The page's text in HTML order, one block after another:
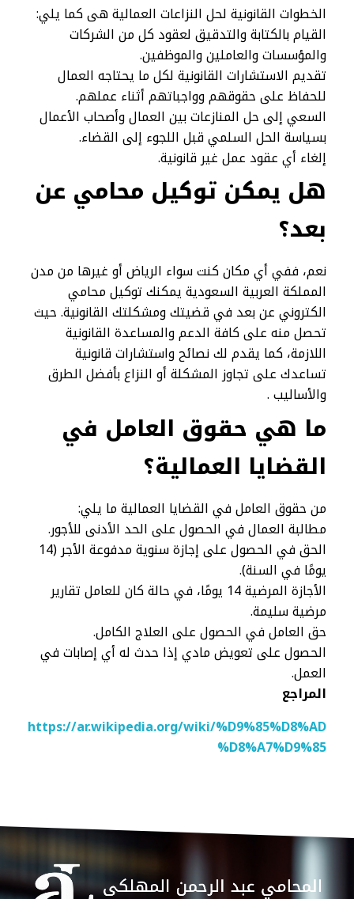
الخطوات القانونية لحل النزاعات العمالية هى كما يلي:
القيام بالكتابة والتدقيق لعقود كل من الشركات
والمؤسسات والعاملين والموظفين.
تقديم الاستشارات القانونية لكل ما يحتاجه العمال
للحفاظ على حقوقهم وواجباتهم أثناء عملهم.
السعي إلى حل المنازعات بين العمال وأصحاب الأعمال
بسياسة الحل السلمي قبل اللجوء إلى القضاء.
إلغاء أي عقود عمل غير قانونية.
هل يمكن توكيل محامي عن
بعد؟
نعم، ففي أي مكان كنت سواء الرياض أو غيرها من مدن
المملكة العربية السعودية يمكنك توكيل محامي
الكتروني عن بعد في قضيتك ومشكلتك القانونية. حيث
تحصل منه على كافة الدعم والمساعدة القانونية
اللازمة، كما يقدم لك نصائح واستشارات قانونية
تساعدك على تجاوز المشكلة أو النزاع بأفضل الطرق
والأساليب .
ما هي حقوق العامل في
القضايا العمالية؟
من حقوق العامل في القضايا العمالية ما يلي:
مطالبة العمال في الحصول على الحد الأدنى للأجور.
الحق في الحصول على إجازة سنوية مدفوعة الأجر (14
يومًا في السنة).
الأجازة المرضية 14 يومًا، في حالة كان للعامل تقارير
مرضية سليمة.
حق العامل في الحصول على العلاج الكامل.
الحصول على تعويض مادي إذا حدث له أي إصابات في
العمل.
المراجع
https://ar.wikipedia.org/wiki/%D9%85%D8%AD
%D8%A7%D9%85